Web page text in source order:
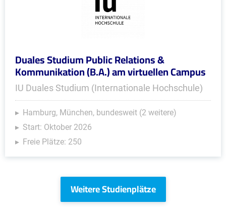
Duales Studium Public Relations &
Kommunikation (B.A.) am virtuellen Campus
IU Duales Studium (Internationale Hochschule)
Hamburg, München, bundesweit (2 weitere)
Start: Oktober 2026
Freie Plätze: 250
Weitere Studienplätze